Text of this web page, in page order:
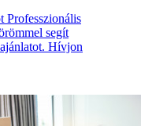
Professzionális
segít
Hívjon